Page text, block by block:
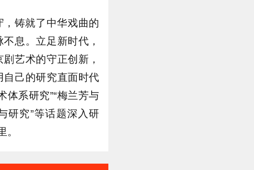
铸就了中华戏曲的
息。立足新时代，
艺术的守正创新，
己的研究直面时代
体系研究”“梅兰芳与
研究”等话题深入研